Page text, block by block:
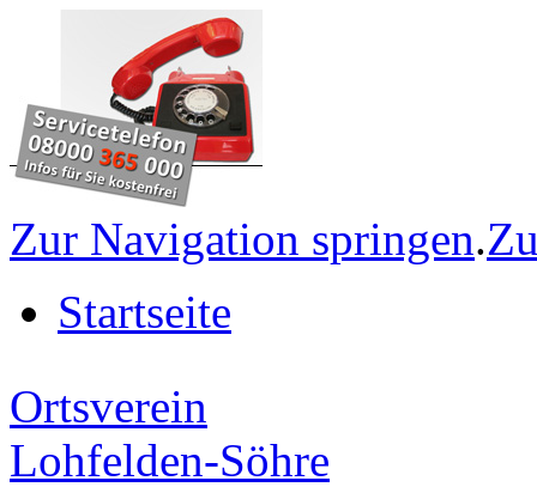
Zur Navigation springen.
Startseite
Ortsverein
Lohfelden-Söhre